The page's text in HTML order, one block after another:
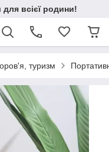
всієї родини!
туризм